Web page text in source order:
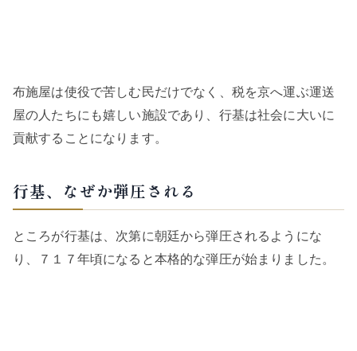
布施屋は使役で苦しむ民だけでなく、税を京へ運ぶ運送
屋の人たちにも嬉しい施設であり、行基は社会に大いに
貢献することになります。
行基、なぜか弾圧される
ところが行基は、次第に朝廷から弾圧されるようにな
り、７１７年頃になると本格的な弾圧が始まりました。